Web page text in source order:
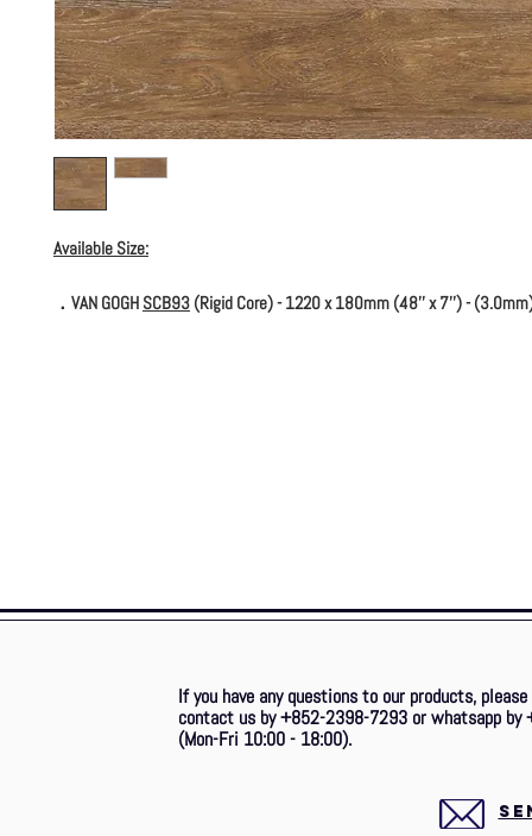
Available Size:
．VAN GOGH SCB93 (Rigid Core) - 1220 x 180mm (48'' x 7'') -
If you have any questions to our products,
contact us by +852-2398-7293 or whatsapp by
(Mon-Fri 10:00 - 18:00).